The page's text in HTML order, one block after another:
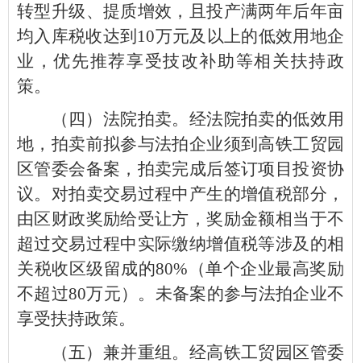
转型升级、提质增效，且投产满两年后年亩
均入库税收达到10万元及以上的低效用地企
业，优先推荐享受技改补助等相关扶持政
策。
（四）法院拍卖。经法院拍卖的低效用
地，拍卖前拟参与法拍企业须到高铁工贸园
区管委会备案，拍卖完成后签订项目投资协
议。对拍卖交易过程中产生的增值税部分，
由区财政奖励给受让方，奖励金额相当于不
超过交易过程中实际缴纳增值税等涉及的相
关税收区级留成的80%（单个企业最高奖励
不超过80万元）。未备案的参与法拍企业不
享受扶持政策。
（五）兼并重组。经高铁工贸园区管委